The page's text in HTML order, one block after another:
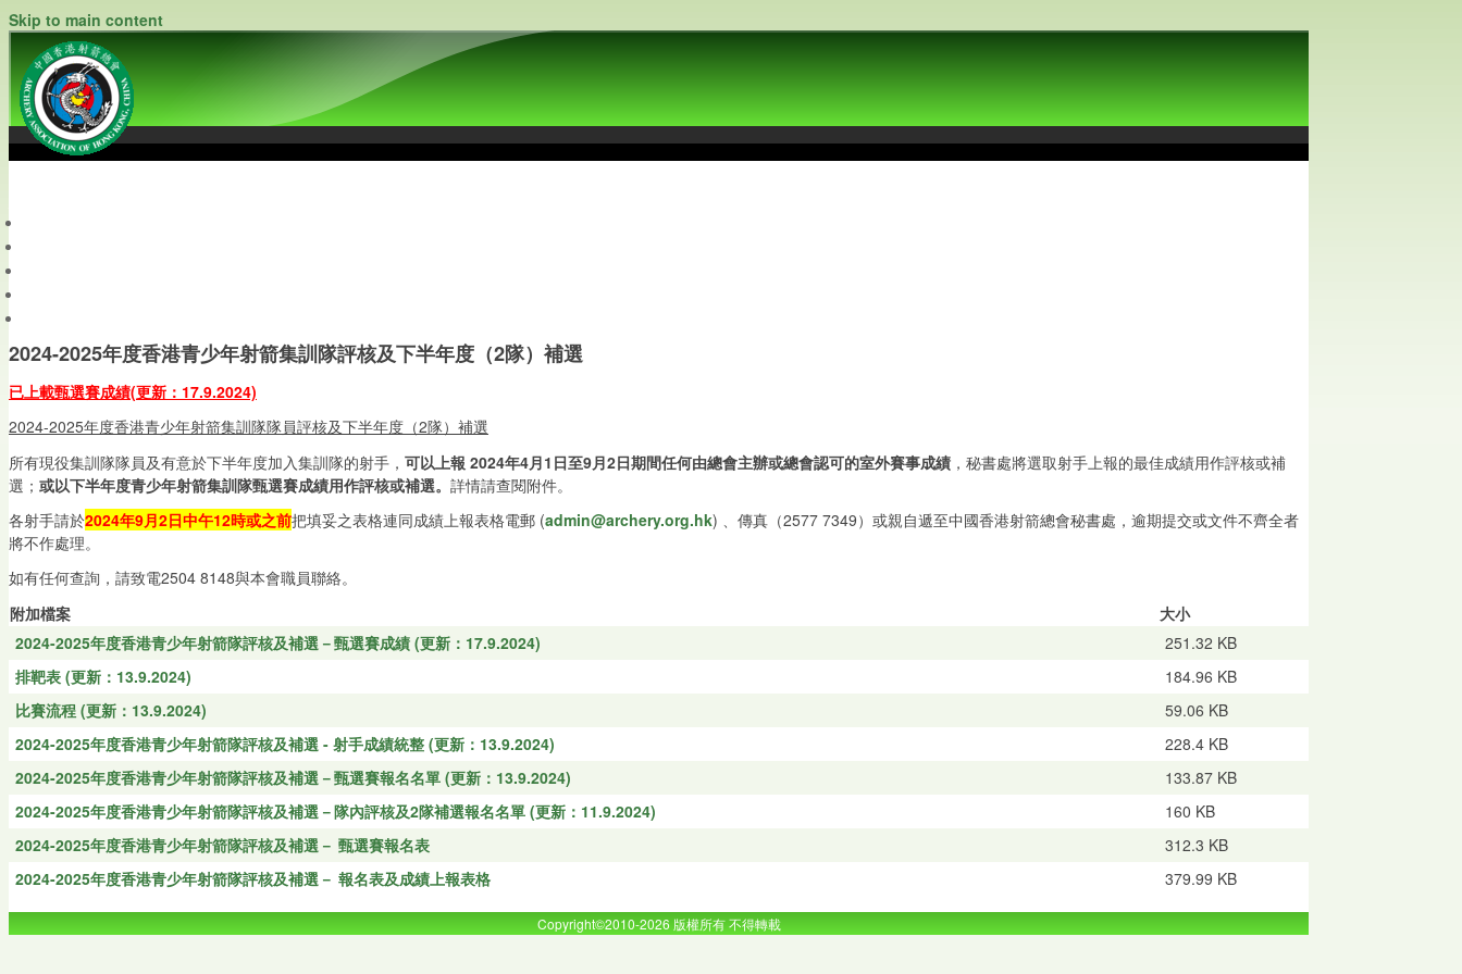
Skip to main content
2024-2025年度香港青少年射箭集訓隊評核及下半年度（2隊）補選
已上載甄選賽成績(更新：17.9.2024)
2024-2025年度香港青少年射箭集訓隊隊員評核及下半年度（2隊）補選
所有現役集訓隊隊員及有意於下半年度加入集訓隊的射手， 可以上報 2024年4月1日至9月2日期間任何由總會主辦或總會認可的室外賽事成績 ，秘書處將選取射手上報的最佳成績用作評核或補
選； 或以下半年度青少年射箭集訓隊甄選賽成績用作評核或補選。 詳情請查閱附件。
各射手請於2024年9月2日中午12時或之前把填妥之表格連同成績上報表格電郵 (admin@archery.org.hk) 、傳真（2577 7349）或親自遞至中國香港射箭總會秘書處，逾期提交或文件不齊全者
將不作處理。
如有任何查詢，請致電2504 8148與本會職員聯絡。
附加檔案
大小
2024-2025年度香港青少年射箭隊評核及補選－甄選賽成績 (更新：17.9.2024)
251.32 KB
排靶表 (更新：13.9.2024)
184.96 KB
比賽流程 (更新：13.9.2024)
59.06 KB
2024-2025年度香港青少年射箭隊評核及補選 - 射手成績統整 (更新：13.9.2024)
228.4 KB
2024-2025年度香港青少年射箭隊評核及補選－甄選賽報名名單 (更新：13.9.2024)
133.87 KB
2024-2025年度香港青少年射箭隊評核及補選－隊內評核及2隊補選報名名單 (更新：11.9.2024)
160 KB
2024-2025年度香港青少年射箭隊評核及補選－ 甄選賽報名表
312.3 KB
2024-2025年度香港青少年射箭隊評核及補選－ 報名表及成績上報表格
379.99 KB
Copyright©2010-2026 版權所有 不得轉載